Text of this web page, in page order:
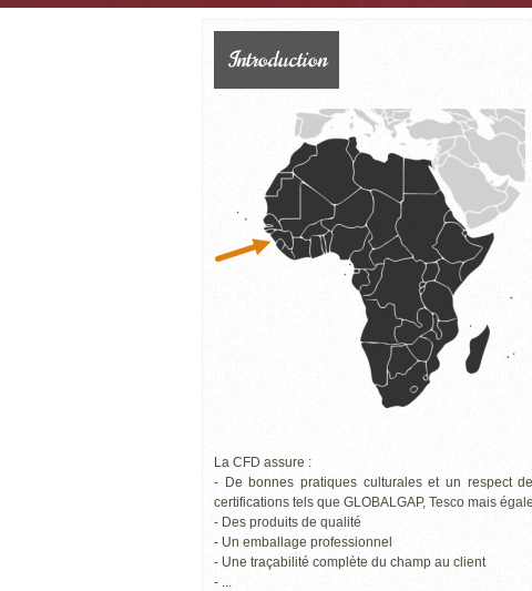
Introduction
La CFD assure :
- De bonnes pratiques culturales et un respect
certifications tels que GLOBALGAP, Tesco mais
- Des produits de qualité
- Un emballage professionnel
- Une traçabilité complète du champ au client
- ...